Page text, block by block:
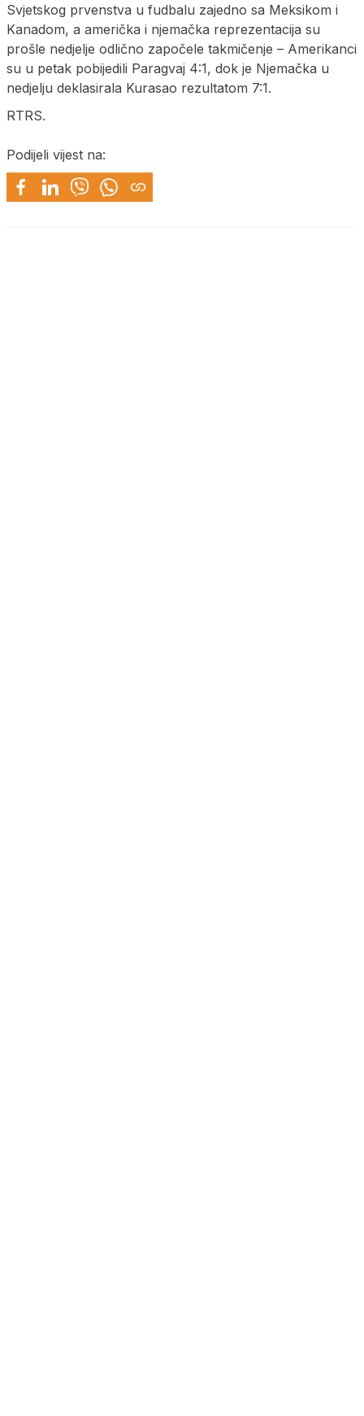
Svjetskog prvenstva u fudbalu zajedno sa Meksikom i
Kanadom, a američka i njemačka reprezentacija su
prošle nedjelje odlično započele takmičenje – Amerikanci
su u petak pobijedili Paragvaj 4:1, dok je Njemačka u
nedjelju deklasirala Kurasao rezultatom 7:1.
RTRS.
Podijeli vijest na: